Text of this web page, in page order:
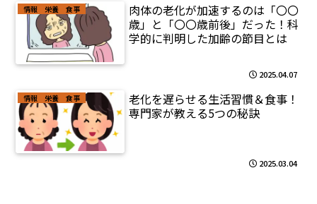
情報 栄養 食事
肉体の老化が加速するのは「〇〇
歳」と「〇〇歳前後」だった！科
学的に判明した加齢の節目とは
2025.04.07
情報 栄養 食事
老化を遅らせる生活習慣＆食事！
専門家が教える5つの秘訣
2025.03.04